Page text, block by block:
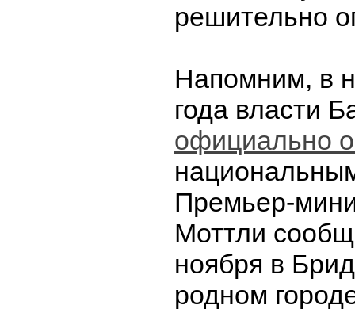
решительно
Напомним, в
года власти
официально
Премьер-
Моттли
ноября в
родном